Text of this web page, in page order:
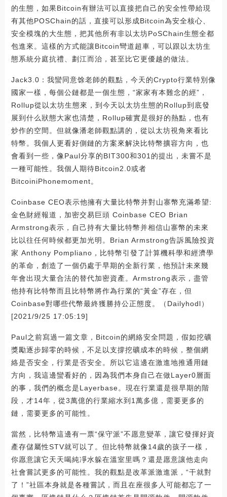
的生態，如果Bitcoin有辦法可以直接把自己的安全性帶給現
有其他POSChain的話，直接可以形成Bitcoin為安全核心、
安全模塊的大生態，把其他所有非以太坊PoSChain生態全都
包進來。這樣的方式能讓Bitcoin彎道超車，可以跟以太坊生
態系統分庭抗禮、劃江而治，甚至比它更優越的做法。
Jack3.0：我蠻同意馀老師的觀點，今天的Crypto行業特別像
國家一樣，每個公鏈都是一個生態，“家家有本難念的經”，
Rollup從以太坊生態來，到今天以太坊生態的Rollup到底發
展到什么狀態大家也清楚，Rollup確實是很好的熱點，也有
炒作的空間。但就像潘老師觀點講的，從以太坊視角來看比
特幣。我個人更看好側鏈的方案來解決比特幣擴容方向，也
會看到一些，像Paul分享的BIT300和301的提出，未嘗不是
一種可能性。我個人期待Bitcoin2.0或者
BitcoiniPhonemoment。
Coinbase CEO表示他擁有大量比特幣并對山寨幣充滿希望:
金色財經報道，加密交易巨頭 Coinbase CEO Brian
Armstrong表示，自己持有大量比特幣并相信山寨幣的未來
比以往任何時候都更加光明。Brian Armstrong告訴風險投資
家 Anthony Pompliano，比特幣引發了計算機科學和經濟學
的革命，創造了一個仍處于早期的全新行業，他預計未來幾
年會出現大量合法的替代加密資產。Armstrong表示，盡管
他持有比特幣而且比特幣將作為行業的“黃金”存在，但
Coinbase對哪些代幣最終獲勝持公正態度。（Dailyhodl）
[2021/9/25 17:05:19]
Paul之前寫過一篇文章，Bitcoin的網絡安全問題，假如挖礦
獎勵逐步歸零的時候，不足以支撐挖礦成本的時候，整個網
絡是否安全，行業是否安全。所以它這邊在激進地推通用鏈
方向，我這邊蠻看好的，因為我們本身自己在做Layer0層面
的事，我們的概念是Layerbase。現在行業還是很早期的階
段，才14年，從3萬億的行業縮水到1萬多億，需要更多的
鏈，需要更多的可能性。
當然，比特幣這邊有一票“保守派”不愿意變革，讓它發揮好資
產存儲屬性STV就可以了。但比特幣就像14歲的孩子一樣，
你愿意讓它天天喝純凈水躲在溫室里嗎？還是愿意讓他走向
社會嘗試更多的可能性。我的觀點是改革派激進派，“干就對
了！”社區本身就是各種嘗試，而且在座很多人可能都忘了一